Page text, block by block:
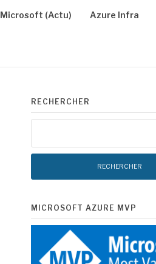
Microsoft (Actu) Azure Infra
RECHERCHER
MICROSOFT AZURE MVP